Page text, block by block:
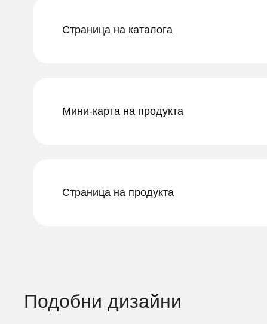
Страница на каталога
Мини-карта на продукта
Страница на продукта
Подобни дизайни